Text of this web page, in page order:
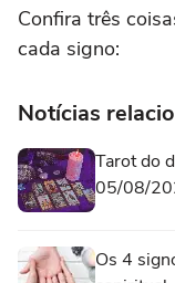
Confira três
cada signo:
Notícias
Tarot do
05/08/
Os 4